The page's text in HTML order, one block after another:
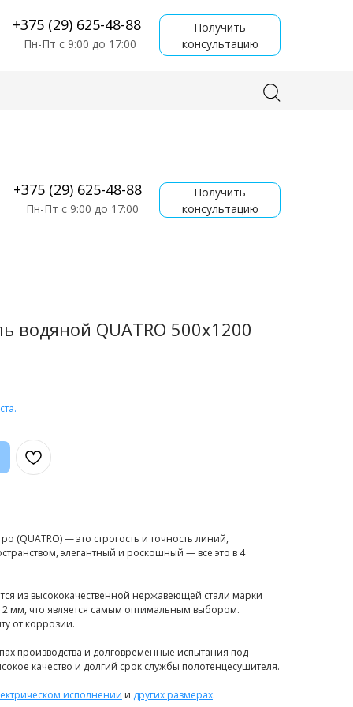
Пн-Пт с 9:00 до 17:00
+375 (29) 625-48-88
Получить
консультацию
Получить
консультацию
Пн-Пт с 9:00 до 17:00
+375 (29) 625-48-88
водяной QUATRO 500x1200
(QUATRO) — это строгость и точность линий,
элегантный и роскошный — все это в 4
из высококачественной нержавеющей стали марки
2 мм, что является самым оптимальным выбором.
от коррозии.
производства и долговременные испытания под
качество и долгий срок службы полотенцесушителя.
исполнении и других размерах.